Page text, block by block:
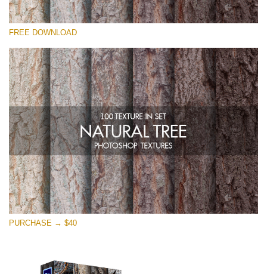
Proszę wybrać
Small 800*533px
Natural Tree
(100 Textures)
Large 6000*4000px
Entire Collection
(1783 Overlays)
Large 6000*4000px
Darmowe Pobieranie
FREE DOWNLOAD
PURCHASE → $40